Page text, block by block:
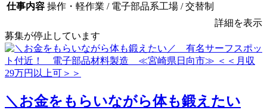
仕事内容 操作・軽作業 / 電子部品系工場 / 交替制
詳細を表示
募集が停止しています
＼お金をもらいながら体も鍛えたい